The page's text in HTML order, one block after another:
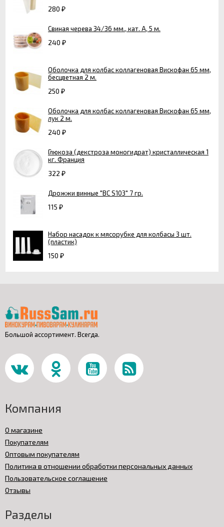
280 ₽
Свиная черева 34/36 мм., кат. А, 5 м.
240 ₽
Оболочка для колбас коллагеновая Вискофан 65 мм,
бесцветная 2 м.
250 ₽
Оболочка для колбас коллагеновая Вискофан 65 мм,
лук 2 м.
240 ₽
Глюкоза (декстроза моногидрат) кристаллическая 1
кг. Франция
322 ₽
Дрожжи винные "ВС S103" 7 гр.
115 ₽
Набор насадок к мясорубке для колбасы 3 шт.
(пластик)
150 ₽
Большой ассортимент. Всегда.
Компания
О магазине
Покупателям
Оптовым покупателям
Политика в отношении обработки персональных данных
Пользовательское соглашение
Отзывы
Разделы